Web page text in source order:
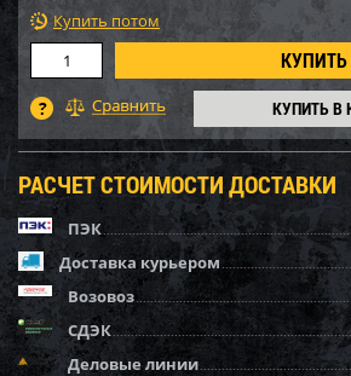
Купить потом
КУПИТЬ В
РАСЧЕТ СТОИМОСТИ ДОСТАВКИ
ПЭК
Доставка курьером
Возовоз
СДЭК
Деловые линии